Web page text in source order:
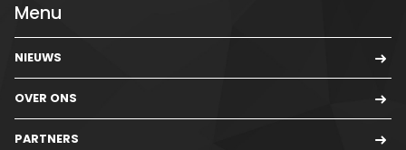
Menu
NIEUWS
OVER ONS
PARTNERS